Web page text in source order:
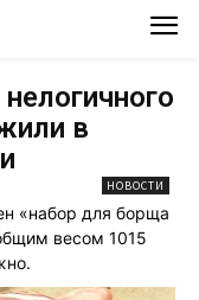
в
НОВОСТИ
«набор для борща
весом 1015